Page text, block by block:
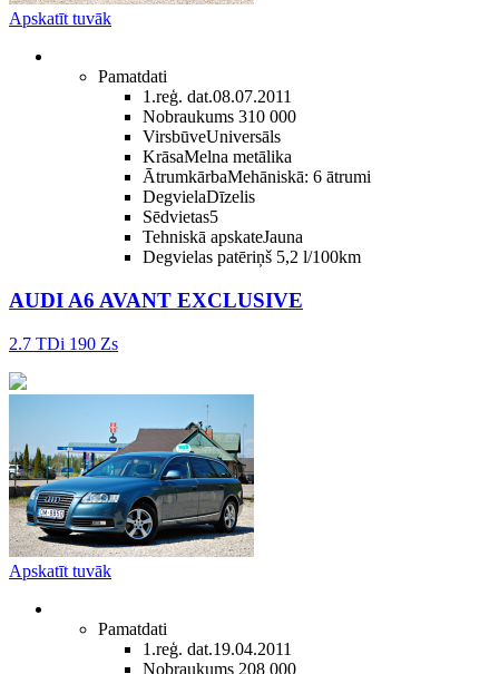
Apskatīt tuvāk
Pamatdati
1.reģ. dat.08.07.2011
Nobraukums 310 000
VirsbūveUniversāls
KrāsaMelna metālika
ĀtrumkārbaMehāniskā: 6 ātrumi
DegvielaDīzelis
Sēdvietas5
Tehniskā apskateJauna
Degvielas patēriņš 5,2 l/100km
AUDI A6 AVANT EXCLUSIVE
2.7 TDi 190 Zs
Apskatīt tuvāk
Pamatdati
1.reģ. dat.19.04.2011
Nobraukums 208 000